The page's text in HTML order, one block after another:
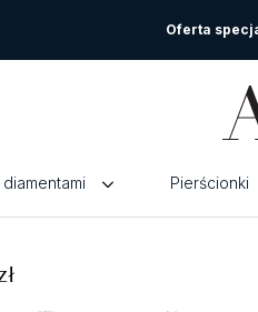
Oferta
Pierścionki